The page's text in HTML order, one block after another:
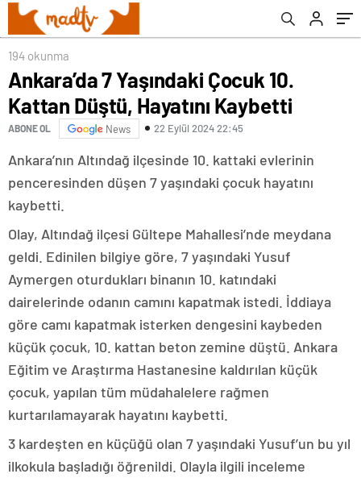
194 okunma
Ankara’da 7 Yaşındaki Çocuk 10.
Kattan Düştü, Hayatını Kaybetti
ABONE OL News 22 Eylül 2024 22:45
Ankara’nın Altındağ ilçesinde 10. kattaki evlerinin
penceresinden düşen 7 yaşındaki çocuk hayatını
kaybetti.
Olay, Altındağ ilçesi Gültepe Mahallesi’nde meydana
geldi. Edinilen bilgiye göre, 7 yaşındaki Yusuf
Aymergen oturdukları binanın 10. katındaki
dairelerinde odanın camını kapatmak istedi. İddiaya
göre camı kapatmak isterken dengesini kaybeden
küçük çocuk, 10. kattan beton zemine düştü. Ankara
Eğitim ve Araştırma Hastanesine kaldırılan küçük
çocuk, yapılan tüm müdahalelere rağmen
kurtarılamayarak hayatını kaybetti.
3 kardeşten en küçüğü olan 7 yaşındaki Yusuf’un bu yıl
ilkokula başladığı öğrenildi. Olayla ilgili inceleme